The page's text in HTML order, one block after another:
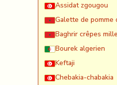
Assidat zgougou
Galette de pomme
Baghrir crêpes
Bourek algerien
Keftaji
Chebakia-chabakia